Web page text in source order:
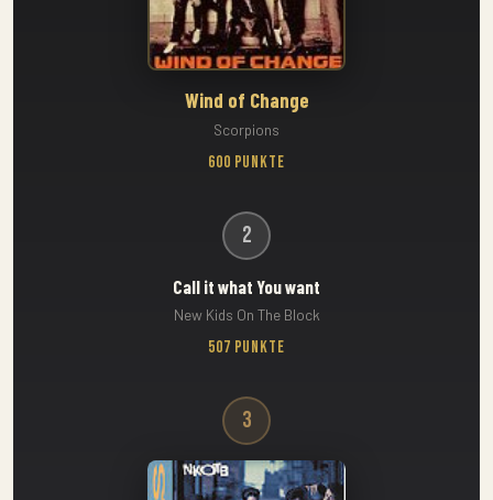
Wind of Change
Scorpions
600 Punkte
2
Call it what You want
New Kids On The Block
507 Punkte
3